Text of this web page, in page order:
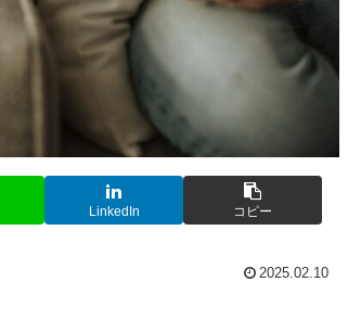
LinkedIn コピー
2025.02.10